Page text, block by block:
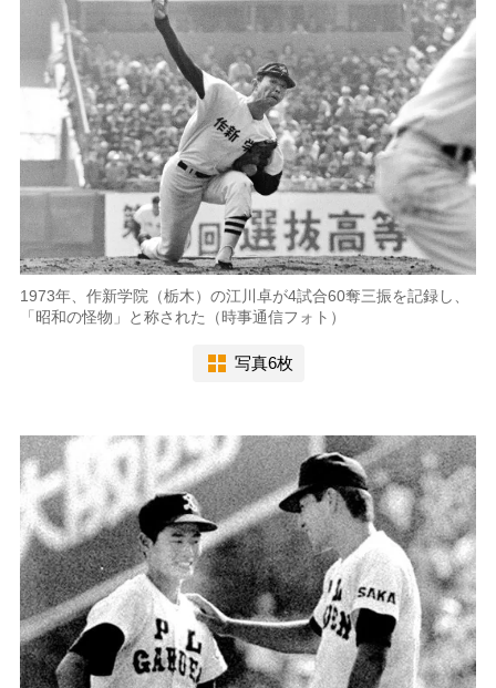
1973年、作新学院（栃木）の江川卓が4試合60奪三振を記録し、
「昭和の怪物」と称された（時事通信フォト）
写真6枚